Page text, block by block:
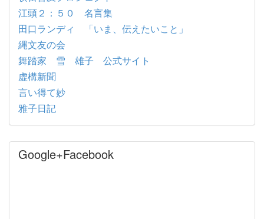
江頭２：５０ 名言集
田口ランディ 「いま、伝えたいこと」
縄文友の会
舞踏家 雪 雄子 公式サイト
虚構新聞
言い得て妙
雅子日記
Google+Facebook